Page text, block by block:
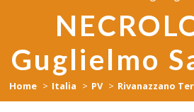
Guglielmo
Home Italia PV Rivanazzano